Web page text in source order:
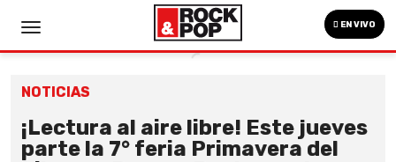
EN VIVO
NOTICIAS
¡Lectura al aire libre! Este jueves
parte la 7° feria Primavera del